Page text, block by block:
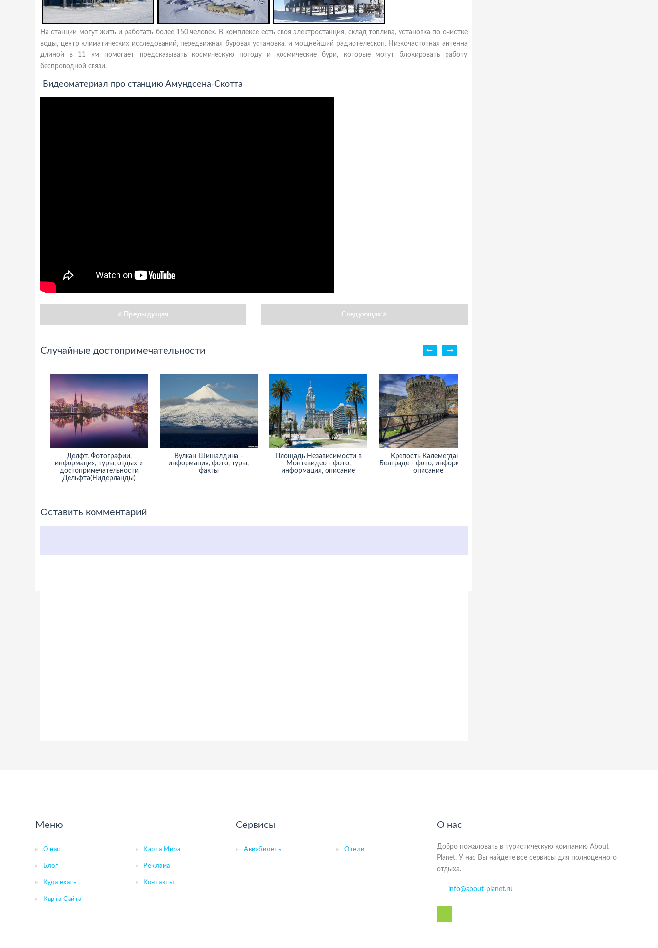
На станции могут жить и работать более 150 человек. В комплексе есть своя электростанция, склад топлива, установка по очистке
воды, центр климатических исследований, передвижная буровая установка, и мощнейший радиотелескоп. Низкочастотная антенна
длиной в 11 км помогает предсказывать космическую погоду и космические бури, которые могут блокировать работу
беспроводной связи.
Видеоматериал про станцию Амундсена-Скотта
Предыдущая Следующая
Случайные достопримечательности
Делфт. Фотографии,
туры, отдых и
достопримечательности
Дельфта(Нидерланды)
Вулкан Шишалдина -
информация, фото, туры,
Площадь Независимости в
Монтевидео - фото,
информация, описание
Крепость Калемегдан в
Белграде - фото, информация,
описание
Замок Де Хаар в Утрехте -
фото, информация, описание
Оставить комментарий
Меню
О нас Карта Мира
Блог Реклама
Куда ехать Контакты
Карта Сайта
Сервисы
Авиабилеты Отели
О нас
Добро пожаловать в туристическую компанию About
Planet. У нас Вы найдете все сервисы для полноценного
отдыха.
info@about-planet.ru